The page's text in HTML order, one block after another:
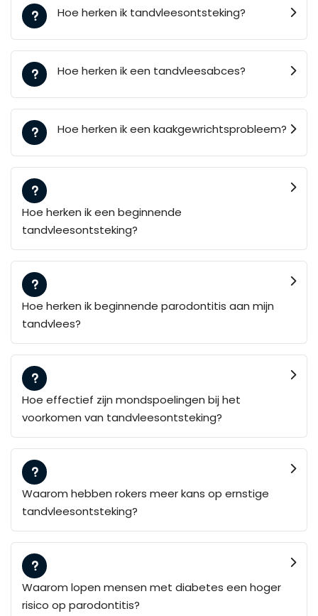
Hoe herken ik tandvleesontsteking?
Hoe herken ik een tandvleesabces?
Hoe herken ik een kaakgewrichtsprobleem?
Hoe herken ik een beginnende
tandvleesontsteking?
Hoe herken ik beginnende parodontitis aan mijn
tandvlees?
Hoe effectief zijn mondspoelingen bij het
voorkomen van tandvleesontsteking?
Waarom hebben rokers meer kans op ernstige
tandvleesontsteking?
Waarom lopen mensen met diabetes een hoger
risico op parodontitis?